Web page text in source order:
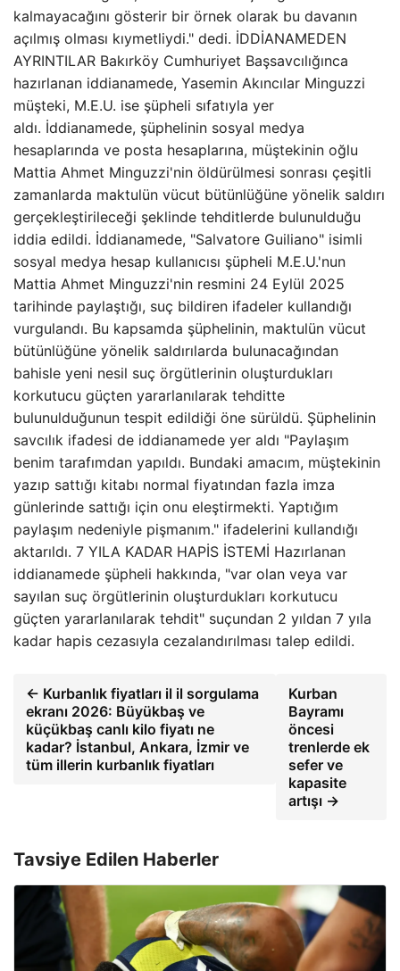
kalmayacağını gösterir bir örnek olarak bu davanın
açılmış olması kıymetliydi." dedi. İDDİANAMEDEN
AYRINTILAR Bakırköy Cumhuriyet Başsavcılığınca
hazırlanan iddianamede, Yasemin Akıncılar Minguzzi
müşteki, M.E.U. ise şüpheli sıfatıyla yer
aldı. İddianamede, şüphelinin sosyal medya
hesaplarında ve posta hesaplarına, müştekinin oğlu
Mattia Ahmet Minguzzi'nin öldürülmesi sonrası çeşitli
zamanlarda maktulün vücut bütünlüğüne yönelik saldırı
gerçekleştirileceği şeklinde tehditlerde bulunulduğu
iddia edildi. İddianamede, "Salvatore Guiliano" isimli
sosyal medya hesap kullanıcısı şüpheli M.E.U.'nun
Mattia Ahmet Minguzzi'nin resmini 24 Eylül 2025
tarihinde paylaştığı, suç bildiren ifadeler kullandığı
vurgulandı. Bu kapsamda şüphelinin, maktulün vücut
bütünlüğüne yönelik saldırılarda bulunacağından
bahisle yeni nesil suç örgütlerinin oluşturdukları
korkutucu güçten yararlanılarak tehditte
bulunulduğunun tespit edildiği öne sürüldü. Şüphelinin
savcılık ifadesi de iddianamede yer aldı "Paylaşım
benim tarafımdan yapıldı. Bundaki amacım, müştekinin
yazıp sattığı kitabı normal fiyatından fazla imza
günlerinde sattığı için onu eleştirmekti. Yaptığım
paylaşım nedeniyle pişmanım." ifadelerini kullandığı
aktarıldı. 7 YILA KADAR HAPİS İSTEMİ Hazırlanan
iddianamede şüpheli hakkında, "var olan veya var
sayılan suç örgütlerinin oluşturdukları korkutucu
güçten yararlanılarak tehdit" suçundan 2 yıldan 7 yıla
kadar hapis cezasıyla cezalandırılması talep edildi.
← Kurbanlık fiyatları il il sorgulama
ekranı 2026: Büyükbaş ve
küçükbaş canlı kilo fiyatı ne
kadar? İstanbul, Ankara, İzmir ve
tüm illerin kurbanlık fiyatları
Kurban
Bayramı
öncesi
trenlerde ek
sefer ve
kapasite
artışı →
Tavsiye Edilen Haberler